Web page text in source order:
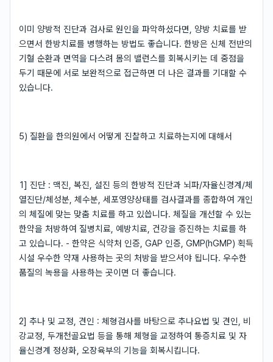
이미 양방적 진단과 검사로 원인을 파악하셨다면, 양방 치료를 받
으면서 한방치료를 병행하는 방법도 좋습니다. 한방은 신체 전반의
기혈 순환과 면역을 다스려 몸의 밸런스를 회복시키는 데 중점을
두기 때문에 서로 보완적으로 접근하면 더 나은 결과를 기대할 수
있습니다.
5) 질환을 한의원에서 어떻게 진찰하고 치료하는지에 대해서
1] 진단 : 맥진, 복진, 설진 등의 한방적 진단과 뇌파/자율신경계/체
열진단/체성분, 체수분, 세포영양상태를 검사결과를 종합하여 개인
의 체질에 맞는 맞춤 치료를 하고 있씁니다. 체질을 개선할 수 있는
한약을 처방하여 질병치료, 예방치료, 건강을 증진하는 치료를 하
고 있습니다. - 한약은 식약처 인증, GAP 인증, GMP(hGMP) 획득
시설 우수한 약재 사용하는 곳의 처방을 받으셔야 됩니다. 우수한
품질의 녹용을 사용하는 곳이면 더 좋습니다.
2] 추나 및 교정, 견인 : 체형검사를 바탕으로 추나요법 및 견인, 비
강교정, 두개천골요법 등을 통해 체형을 교정하여 통증치료 및 자
율신경계 정상화, 오장육부의 기능을 회복시킵니다.